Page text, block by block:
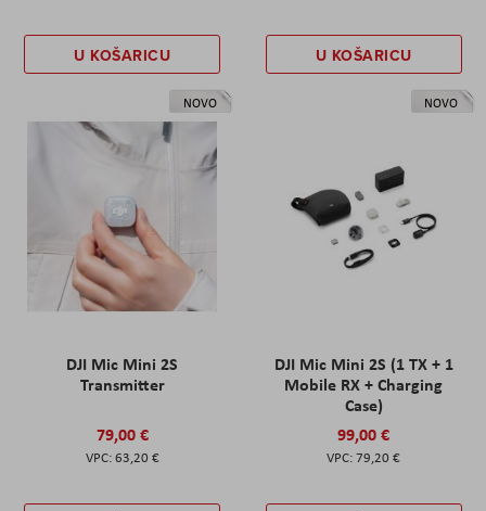
U KOŠARICU U KOŠARICU
NOVO
DJI Mic Mini 2S
Transmitter
79,00 €
63,20 €
NOVO
DJI Mic Mini 2S (1 TX + 1
Mobile RX + Charging
Case)
99,00 €
79,20 €